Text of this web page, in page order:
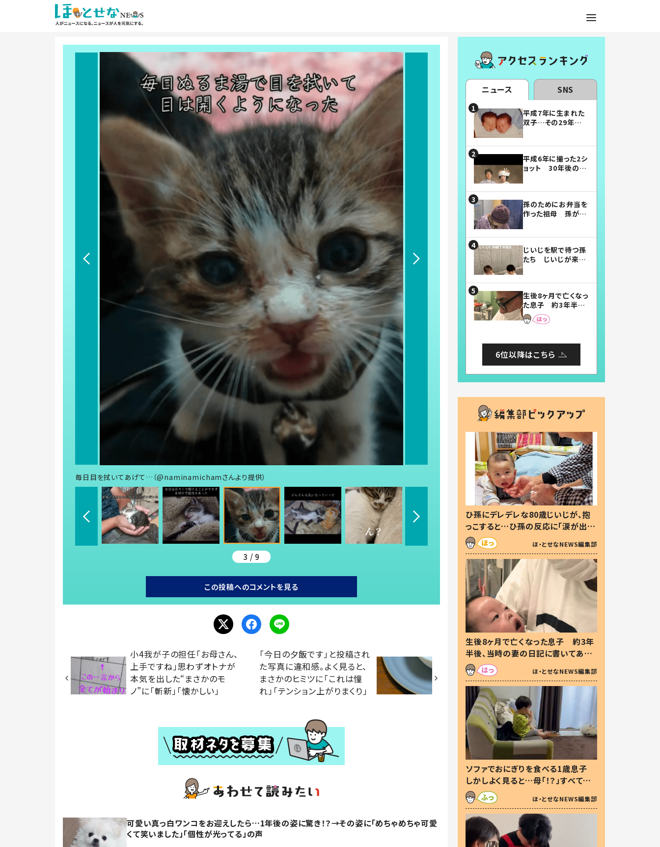
毎日目を拭いてあげて…（@naminamichamさんより提供）
3 / 9
この投稿へのコメントを見る
小4我が子の担任「お母さん、
上手ですね」思わずオトナが
本気を出した“まさかのモ
ノ”に「斬新」「懐かしい」
「今日の夕飯です」と投稿され
た写真に違和感。よく見ると、
まさかのヒミツに「これは憧
れ」「テンション上がりまくり」
可愛い真っ白ワンコをお迎えしたら…1年後の姿に驚き！？→その姿に「めちゃめちゃ可愛
くて笑いました」「個性が光ってる」の声
ニュース SNS
平成7年に生まれた
双子…その29年後
平成6年に撮った2シ
ョット 30年後の姿
孫のためにお弁当を
作った祖母 孫が絶
じいじを駅で待つ孫
たち じいじが来た
まらない」「幸せにな
れる」
生後8ヶ月で亡くなっ
た息子 約3年半
後、当時の妻の日記
に書いてあった本音
6位以降はこちら
ひ孫にデレデレな80歳じいじが、抱
っこすると…ひ孫の反応に「涙が出ま
した」「可愛くて仕方ない」
ほ・とせなNEWS編集部
生後8ヶ月で亡くなった息子 約3年
半後、当時の妻の日記に書いてあっ
た本音とは
ほ・とせなNEWS編集部
ソファでおにぎりを食べる1歳息子
しかしよく見ると…母「！？」すべてを
察した母の投稿に「可愛いから許
す！」「現行犯〜」
ほ・とせなNEWS編集部